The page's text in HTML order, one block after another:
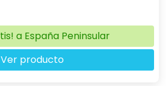
a España Peninsular
Ver producto